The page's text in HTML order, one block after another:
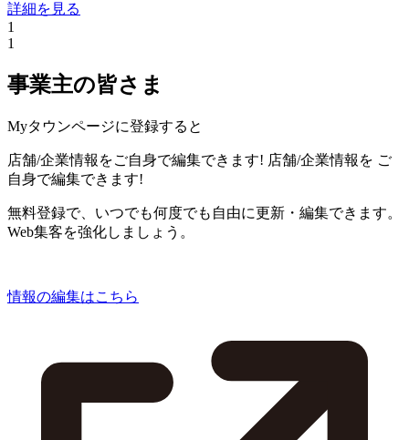
詳細を見る
1
1
事業主の皆さま
Myタウンページに登録すると
店舗/企業情報をご自身で編集できます! 店舗/企業情報を ご
自身で編集できます!
無料登録で、いつでも何度でも自由に更新・編集できます。
Web集客を強化しましょう。
情報の編集はこちら